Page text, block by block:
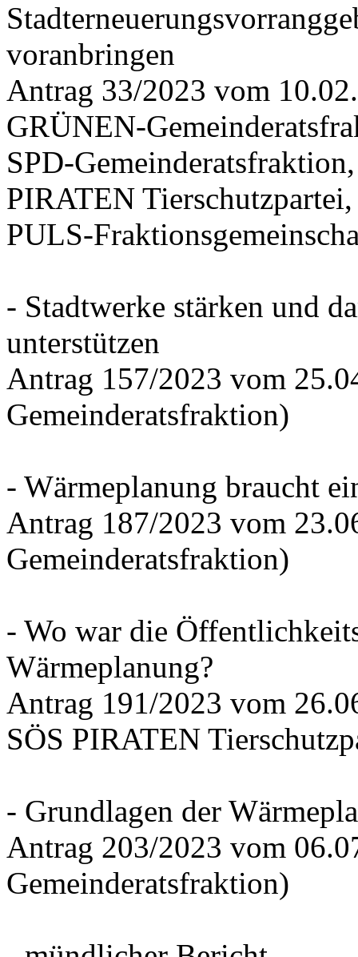
voranbringen
Antrag 33/2023 vom
GRÜNEN-
SPD-
PIRATEN Tierschutzpartei,
PULS-
- Stadtwerke stärken und
unterstützen
Antrag 157/2023 vom
Gemeinderatsfraktion)
- Wärmeplanung braucht
Antrag 187/2023 vom
Gemeinderatsfraktion)
- Wo war die
Wärmeplanung?
Antrag 191/2023 vom
SÖS PIRATEN
- Grundlagen der
Antrag 203/2023 vom
Gemeinderatsfraktion)